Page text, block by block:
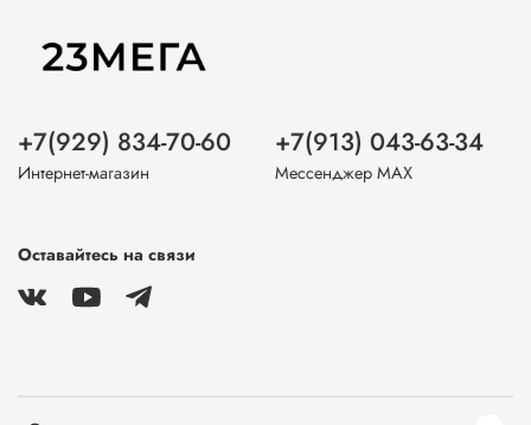
+7(929) 834-70-60
Интернет-магазин
+7(913) 043-63-34
Мессенджер MAX
Оставайтесь на связи